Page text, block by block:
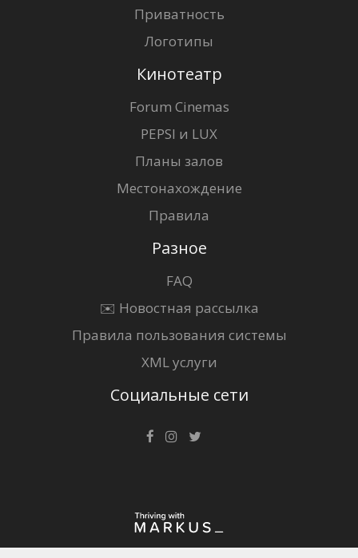
Приватность
Логотипы
Кинотеатр
Forum Cinemas
PEPSI и LUX
Планы залов
Местонахождение
Правила
Разное
FAQ
✉️ Новостная рассылка
Правила пользования системы
XML услуги
Социальные сети